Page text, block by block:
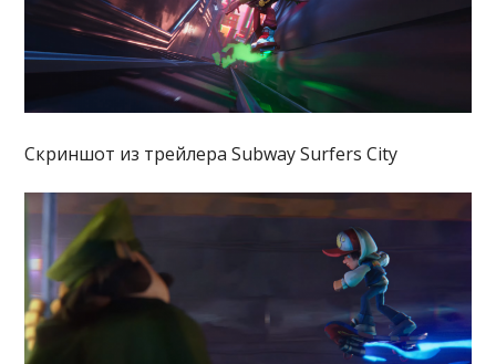
Скриншот из трейлера Subway Surfers City